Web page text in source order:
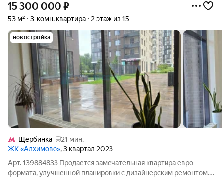
15 300 000 ₽
53 м² 3-комн. квартира 2 этаж из 15
новостройка
Щербинка
21 мин.
ЖК «Алхимово», 3 квартал 2023
Арт. 139884833 Продается замечательная квартира евро
формата, улучшенной планировки с дизайнерским ремонтом.